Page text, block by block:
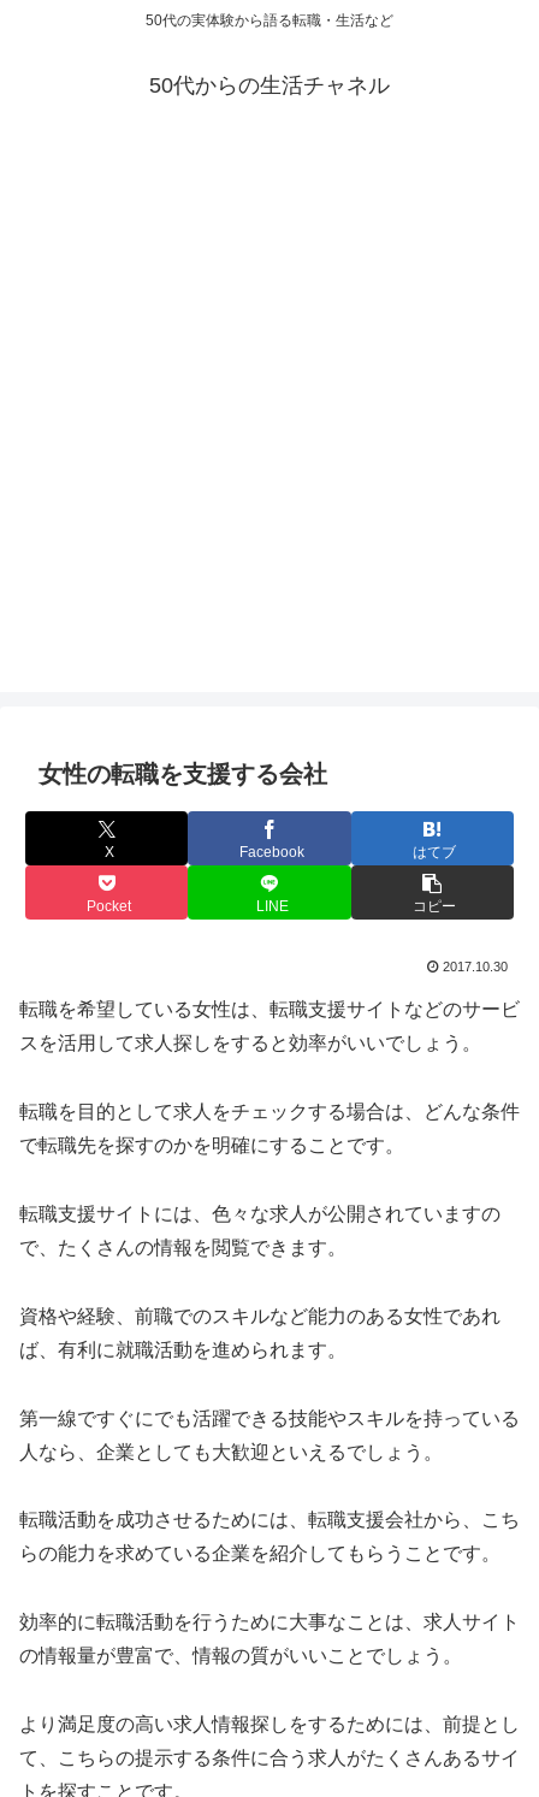
50代の実体験から語る転職・生活など
50代からの生活チャネル
女性の転職を支援する会社
X Facebook はてブ
Pocket LINE コピー
2017.10.30
転職を希望している女性は、転職支援サイトなどのサービ
スを活用して求人探しをすると効率がいいでしょう。
転職を目的として求人をチェックする場合は、どんな条件
で転職先を探すのかを明確にすることです。
転職支援サイトには、色々な求人が公開されていますの
で、たくさんの情報を閲覧できます。
資格や経験、前職でのスキルなど能力のある女性であれ
ば、有利に就職活動を進められます。
第一線ですぐにでも活躍できる技能やスキルを持っている
人なら、企業としても大歓迎といえるでしょう。
転職活動を成功させるためには、転職支援会社から、こち
らの能力を求めている企業を紹介してもらうことです。
効率的に転職活動を行うために大事なことは、求人サイト
の情報量が豊富で、情報の質がいいことでしょう。
より満足度の高い求人情報探しをするためには、前提とし
て、こちらの提示する条件に合う求人がたくさんあるサイ
トを探すことです。